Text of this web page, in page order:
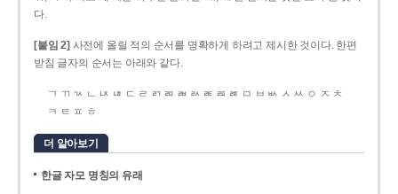
다.
[붙임 2] 사전에 올릴 적의 순서를 명확하게 하려고 제시한 것이다. 한편
받침 글자의 순서는 아래와 같다.
ㄱ ㄲ ㄳ ㄴ ㄵ ㄶ ㄷ ㄹ ㄺ ㄻ ㄼ ㄽ ㄾ ㄿ ㅀ ㅁ ㅂ ㅄ ㅅ ㅆ ㅇ ㅈ ㅊ
ㅋ ㅌ ㅍ ㅎ
더 알아보기
한글 자모 명칭의 유래